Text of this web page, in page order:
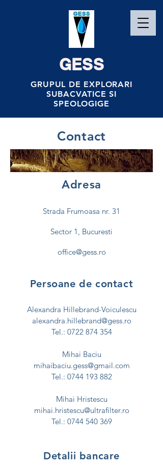
GESS
GRUPUL DE EXPLORARI
SUBACVATICE SI
SPEOLOGIGE
Contact
Adresa
Strada Frumoasa nr. 31
Sector 1, Bucuresti
office@gess.ro
Persoane de contact
Alexandra Hillebrand-Voiculescu
alexandra.hillebrand@gess.ro
Tel.: 0722 874 354
Mihai Baciu
mihaibaciu.gess@gmail.com
Tel.: 0744 193 882
Mihai Hristescu
mihai.hristescu@ultrafilter.ro
Tel.: 0744 540 369
Detalii bancare